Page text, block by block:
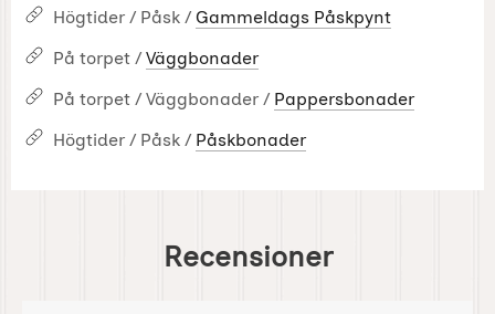
Högtider / Påsk / Gammeldags Påskpynt
På torpet / Väggbonader
På torpet / Väggbonader / Pappersbonader
Högtider / Påsk / Påskbonader
Recensioner